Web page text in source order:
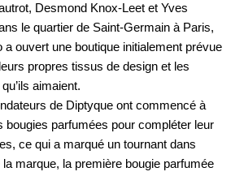
Desmond Knox-Leet et Yves
le quartier de Saint-Germain à Paris,
a ouvert une boutique initialement prévue
propres tissus de design et les
aimaient.
de Diptyque ont commencé à
bougies parfumées pour compléter leur
ce qui a marqué un tournant dans
la marque, la première bougie parfumée